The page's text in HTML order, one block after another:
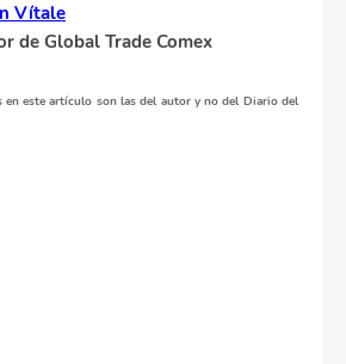
Vítale
de Global Trade Comex
en este artículo son las del autor y no del Diario del